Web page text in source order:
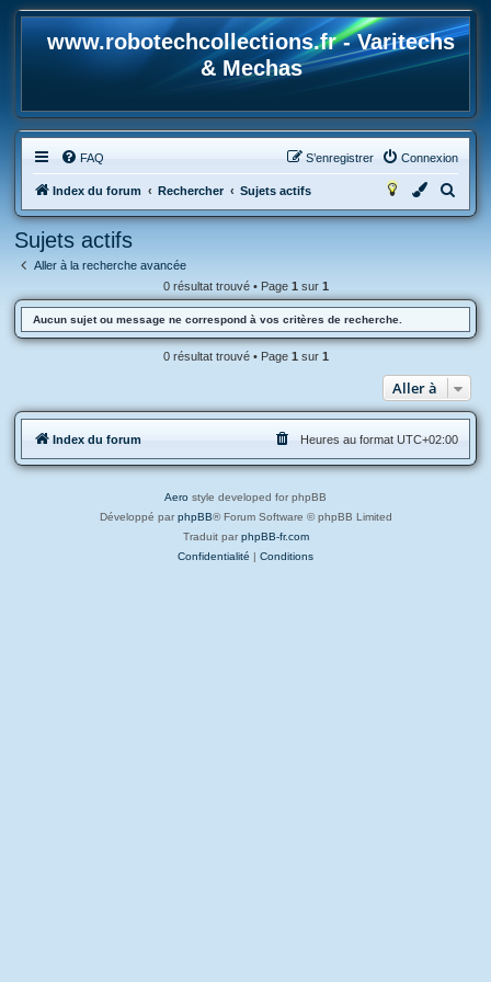
www.robotechcollections.fr - Varitechs
& Mechas
FAQ Connexion
S’enregistrer
Index du forum Rechercher Sujets actifs
e
e
c
h
e
Sujets actifs
Aller à la recherche avancée
0 résultat trouvé • Page 1 sur 1
Aucun sujet ou message ne correspond à vos critères de recherche.
0 résultat trouvé • Page 1 sur 1
Aller à
Index du forum Heures au format UTC+02:00
Aero style developed for phpBB
Développé par phpBB® Forum Software © phpBB Limited
Traduit par phpBB-fr.com
Confidentialité | Conditions